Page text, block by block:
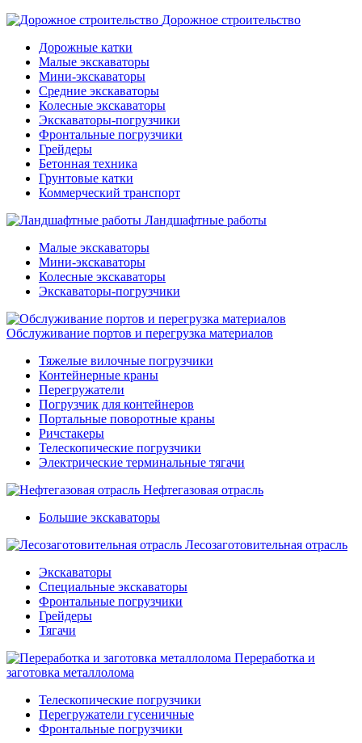
Дорожное строительство
Дорожные катки
Малые экскаваторы
Мини-экскаваторы
Средние экскаваторы
Колесные экскаваторы
Экскаваторы-погрузчики
Фронтальные погрузчики
Грейдеры
Бетонная техника
Грунтовые катки
Коммерческий транспорт
Ландшафтные работы
Малые экскаваторы
Мини-экскаваторы
Колесные экскаваторы
Экскаваторы-погрузчики
Обслуживание портов и перегрузка материалов
Тяжелые вилочные погрузчики
Контейнерные краны
Перегружатели
Погрузчик для контейнеров
Портальные поворотные краны
Ричстакеры
Телескопические погрузчики
Электрические терминальные тягачи
Нефтегазовая отрасль
Большие экскаваторы
Лесозаготовительная отрасль
Экскаваторы
Специальные экскаваторы
Фронтальные погрузчики
Грейдеры
Тягачи
Переработка и
заготовка металлолома
Телескопические погрузчики
Перегружатели гусеничные
Фронтальные погрузчики